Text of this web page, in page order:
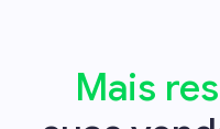
Mais